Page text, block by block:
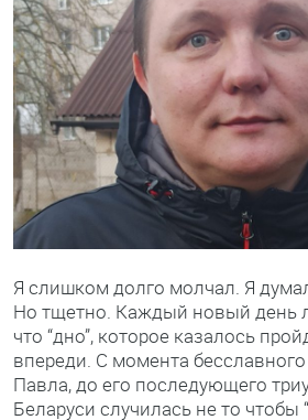
Я слишком долго молчал. Я
Но тщетно. Каждый новый день
что “дно”, которое казалось
впереди. С момента
Павла, до его последующего
Беларуси случилась не то чтобы